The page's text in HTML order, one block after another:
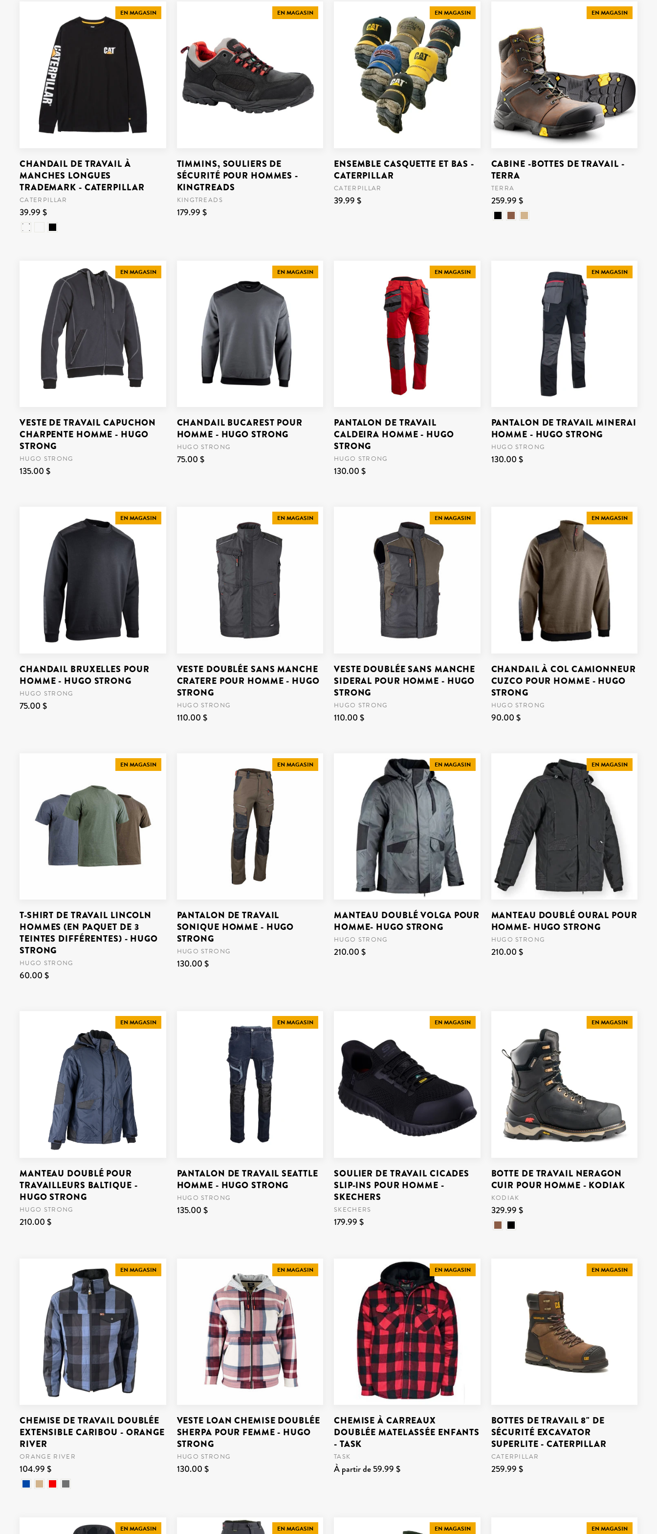
EN MAGASIN
CHANDAIL DE TRAVAIL À
MANCHES LONGUES
TRADEMARK - CATERPILLAR
CATERPILLAR
39.99 $
EN MAGASIN
TIMMINS, SOULIERS DE
SÉCURITÉ POUR HOMMES -
KINGTREADS
KINGTREADS
179.99 $
EN MAGASIN
ENSEMBLE CASQUETTE ET BAS -
CATERPILLAR
CATERPILLAR
39.99 $
EN MAGASIN
CABINE -BOTTES DE TRAVAIL -
TERRA
TERRA
259.99 $
EN MAGASIN
VESTE DE TRAVAIL CAPUCHON
CHARPENTE HOMME - HUGO
STRONG
HUGO STRONG
135.00 $
EN MAGASIN
CHANDAIL BUCAREST POUR
HOMME - HUGO STRONG
HUGO STRONG
75.00 $
EN MAGASIN
PANTALON DE TRAVAIL
CALDEIRA HOMME - HUGO
STRONG
HUGO STRONG
130.00 $
EN MAGASIN
PANTALON DE TRAVAIL MINERAI
HOMME - HUGO STRONG
HUGO STRONG
130.00 $
EN MAGASIN
CHANDAIL BRUXELLES POUR
HOMME - HUGO STRONG
HUGO STRONG
75.00 $
EN MAGASIN
VESTE DOUBLÉE SANS MANCHE
CRATERE POUR HOMME - HUGO
STRONG
HUGO STRONG
110.00 $
EN MAGASIN
VESTE DOUBLÉE SANS MANCHE
SIDERAL POUR HOMME - HUGO
STRONG
HUGO STRONG
110.00 $
EN MAGASIN
CHANDAIL À COL CAMIONNEUR
CUZCO POUR HOMME - HUGO
STRONG
HUGO STRONG
90.00 $
EN MAGASIN
T-SHIRT DE TRAVAIL LINCOLN
HOMMES (EN PAQUET DE 3
TEINTES DIFFÉRENTES) - HUGO
STRONG
HUGO STRONG
60.00 $
EN MAGASIN
PANTALON DE TRAVAIL
SONIQUE HOMME - HUGO
STRONG
HUGO STRONG
130.00 $
EN MAGASIN
MANTEAU DOUBLÉ VOLGA POUR
HOMME- HUGO STRONG
HUGO STRONG
210.00 $
EN MAGASIN
MANTEAU DOUBLÉ OURAL POUR
HOMME- HUGO STRONG
HUGO STRONG
210.00 $
EN MAGASIN
MANTEAU DOUBLÉ POUR
TRAVAILLEURS BALTIQUE -
HUGO STRONG
HUGO STRONG
210.00 $
EN MAGASIN
PANTALON DE TRAVAIL SEATTLE
HOMME - HUGO STRONG
HUGO STRONG
135.00 $
EN MAGASIN
SOULIER DE TRAVAIL CICADES
SLIP-INS POUR HOMME -
SKECHERS
SKECHERS
179.99 $
EN MAGASIN
BOTTE DE TRAVAIL NERAGON
CUIR POUR HOMME - KODIAK
KODIAK
329.99 $
EN MAGASIN
CHEMISE DE TRAVAIL DOUBLÉE
EXTENSIBLE CARIBOU - ORANGE
RIVER
ORANGE RIVER
104.99 $
EN MAGASIN
VESTE LOAN CHEMISE DOUBLÉE
SHERPA POUR FEMME - HUGO
STRONG
HUGO STRONG
130.00 $
EN MAGASIN
CHEMISE À CARREAUX
DOUBLÉE MATELASSÉE ENFANTS
- TASK
TASK
À partir de 59.99 $
EN MAGASIN
BOTTES DE TRAVAIL 8" DE
SÉCURITÉ EXCAVATOR
SUPERLITE - CATERPILLAR
CATERPILLAR
259.99 $
EN MAGASIN EN MAGASIN EN MAGASIN EN MAGASIN